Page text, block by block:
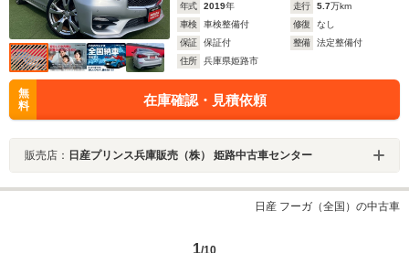
年式 2019年 走行 5.7万km
車検
車検整備付 修復
なし
保証
保証付 整備
法定整備付
住所
兵庫県姫路市
無
料
在庫確認・見積依頼
販売店： 日産プリンス兵庫販売（株） 姫路中古車センター
日産 フーガ（全国）の中古車
1